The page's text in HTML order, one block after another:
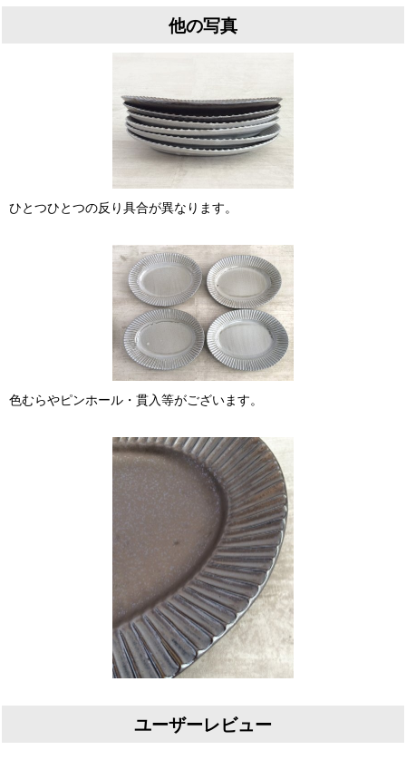
他の写真
ひとつひとつの反り具合が異なります。
色むらやピンホール・貫入等がございます。
ユーザーレビュー